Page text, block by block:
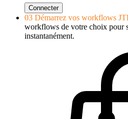
Connecter
03 Démarrez vos workflows
workflows de votre choix pour
instantanément.